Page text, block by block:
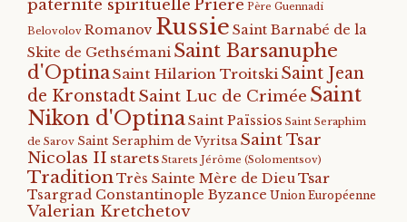
paternité spirituelle Prière Père Guennadi
Belovolov Romanov Russie Saint Barnabé de la
Skite de Gethsémani Saint Barsanuphe
d'Optina Saint Hilarion Troitski Saint Jean
de KronstadtSaint Luc de Crimée Saint
Nikon d'OptinaSaint Païssios Saint Seraphim
de Sarov Saint Seraphim de Vyritsa Saint Tsar
Nicolas II starets Starets Jérôme (Solomentsov)
Tradition Très Sainte Mère de DieuTsar
Tsargrad Constantinople Byzance Union Européenne
Valerian Kretchetov